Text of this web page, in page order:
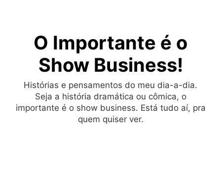
O Importante é o
Show Business!
Histórias e pensamentos do meu dia-a-dia.
Seja a história dramática ou cômica, o
importante é o show business. Está tudo aí, pra
quem quiser ver.